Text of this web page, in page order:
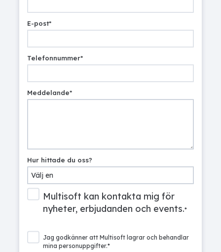
E-post*
Telefonnummer*
Meddelande*
Hur hittade du oss?
Multisoft kan kontakta mig för
nyheter, erbjudanden och events.*
Jag godkänner att Multisoft lagrar och behandlar
mina personuppgifter.*